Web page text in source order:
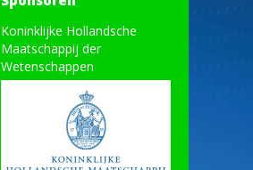
Koninklijke Hollandsche
Maatschappij der
Wetenschappen